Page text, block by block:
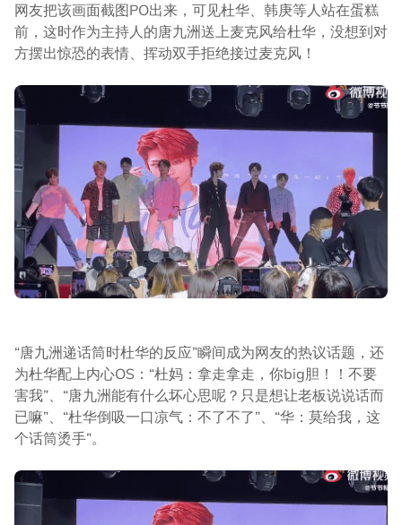
网友把该画面截图PO出来，可见杜华、韩庚等人站在蛋糕
前，这时作为主持人的唐九洲送上麦克风给杜华，没想到对
方摆出惊恐的表情、挥动双手拒绝接过麦克风！
“唐九洲递话筒时杜华的反应”瞬间成为网友的热议话题，还
为杜华配上内心OS：“杜妈：拿走拿走，你big胆！！不要
害我”、“唐九洲能有什么坏心思呢？只是想让老板说说话而
已嘛”、“杜华倒吸一口凉气：不了不了”、“华：莫给我，这
个话筒烫手”。